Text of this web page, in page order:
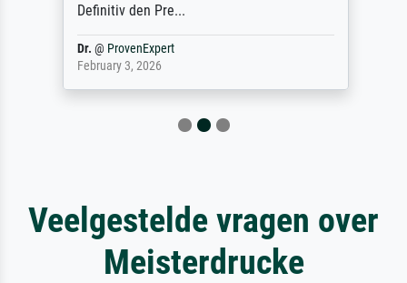
Definitiv den Pre...
Dr.@ ProvenExpert
February 3, 2026
Veelgestelde vragen over
Meisterdrucke